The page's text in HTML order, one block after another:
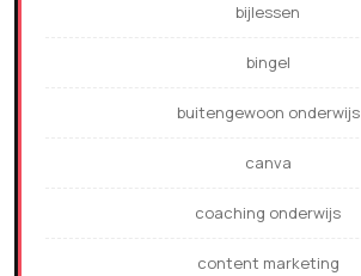
bijlessen
bingel
buitengewoon onderwijs
canva
coaching onderwijs
content marketing